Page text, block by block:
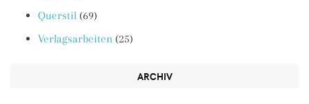
Querstil (69)
Verlagsarbeiten (25)
ARCHIV